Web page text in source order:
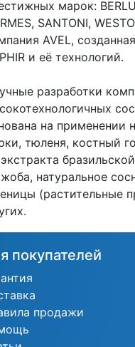
марок:
SANTONI,
AVEL,
и её технологий.
разработки
на применении
тюленя, костный
натуральное
(растительные
покупателей
продажи